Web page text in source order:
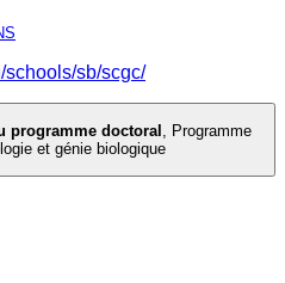
schools/sb/scgc/
programme doctoral , Programme
et génie biologique